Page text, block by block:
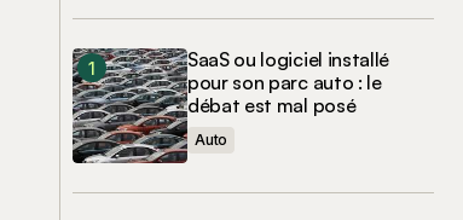
SaaS ou logiciel installé
pour son parc auto : le
débat est mal posé
Auto